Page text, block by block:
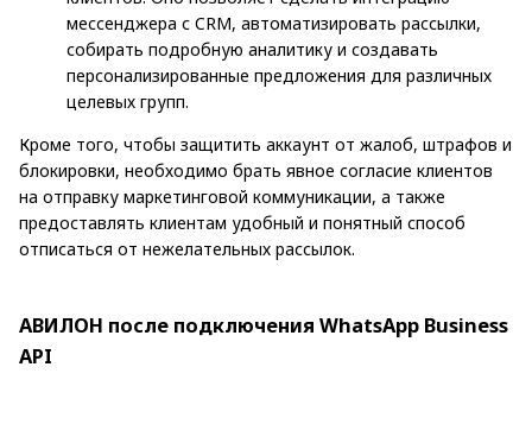
мессенджера с CRM, автоматизировать рассылки,
собирать подробную аналитику и создавать
персонализированные предложения для различных
целевых групп.
Кроме того, чтобы защитить аккаунт от жалоб, штрафов и
блокировки, необходимо брать явное согласие клиентов
на отправку маркетинговой коммуникации, а также
предоставлять клиентам удобный и понятный способ
отписаться от нежелательных рассылок.
АВИЛОН после подключения WhatsApp Business
API